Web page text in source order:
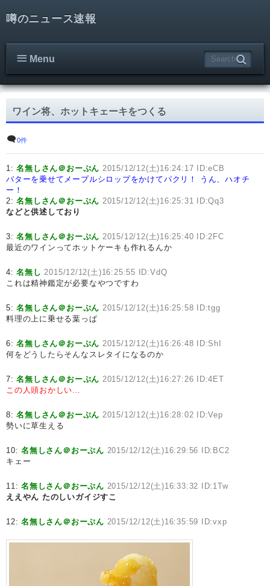
噂のニュース速報
Menu
ワイン将、ホットキェーキをつくる
0件
1:名無しさん＠おーぷん 2015/12/12(土)16:24:17 ID:eCB
バターを乗せてメープルシロップをかけてパクリ！
うん、ハオチ
ー！
2:名無しさん＠おーぷん 2015/12/12(土)16:25:31 ID:Qq3
などと供述しており
3:名無しさん＠おーぷん 2015/12/12(土)16:25:40 ID:2FC
最近のワインってホットケーキも作れるんか
4:名無し 2015/12/12(土)16:25:55 ID:VdQ
これは精神鑑定が必要なやつですわ
5:名無しさん＠おーぷん 2015/12/12(土)16:25:58 ID:tgg
料理の上に乗せる葉っぱ
6:名無しさん＠おーぷん 2015/12/12(土)16:26:48 ID:ShI
何をどうしたらそんなスレタイになるのか
7:名無しさん＠おーぷん 2015/12/12(土)16:27:26 ID:4ET
この人頭おかしい…
8:名無しさん＠おーぷん 2015/12/12(土)16:28:02 ID:Vep
勢いに草生える
10:名無しさん＠おーぷん 2015/12/12(土)16:29:56 ID:BC2
キェー
11:名無しさん＠おーぷん 2015/12/12(土)16:33:32 ID:1Tw
ええやん たのしいガイジすこ
12:名無しさん＠おーぷん 2015/12/12(土)16:35:59 ID:vxp